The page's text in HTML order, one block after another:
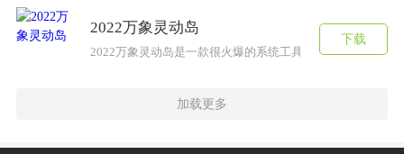
2022万象灵动岛
2022万象灵动岛是一款很火爆的系统工具软件，能够拥有
下载
加载更多